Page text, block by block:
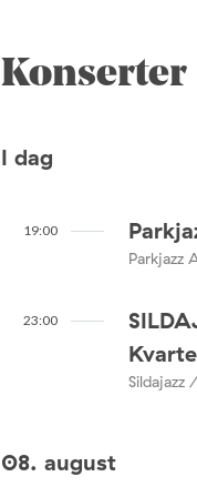
Konserter
I dag
19:00
Parkjazz
23:00
Sildajazz
08. august